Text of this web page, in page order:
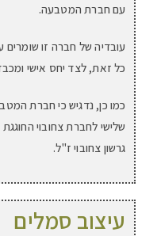
עם חברת המטבעה.
עובדיה של חברה זו
כל זאת, לצד יחס אישי
כמו כן, נדגיש כי חברת
גרשון צחובוי ז"ל.
עיצוב סמלים